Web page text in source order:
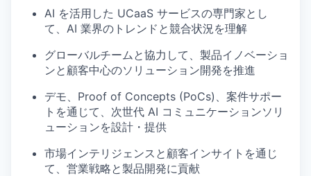
AI を活用した UCaaS サービスの専門家とし
て、AI 業界のトレンドと競合状況を理解
グローバルチームと協力して、製品イノベーショ
ンと顧客中心のソリューション開発を推進
デモ、Proof of Concepts (PoCs)、案件サポー
トを通じて、次世代 AI コミュニケーションソリ
ューションを設計・提供
市場インテリジェンスと顧客インサイトを通じ
て、営業戦略と製品開発に貢献